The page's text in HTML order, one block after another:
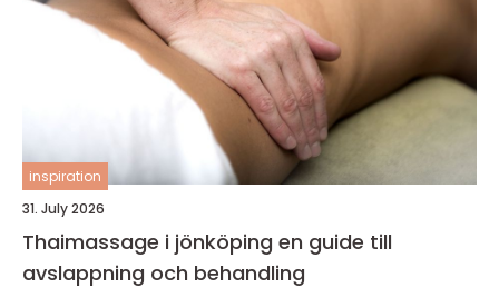
inspiration
31. July 2026
Thaimassage i jönköping en guide till
avslappning och behandling